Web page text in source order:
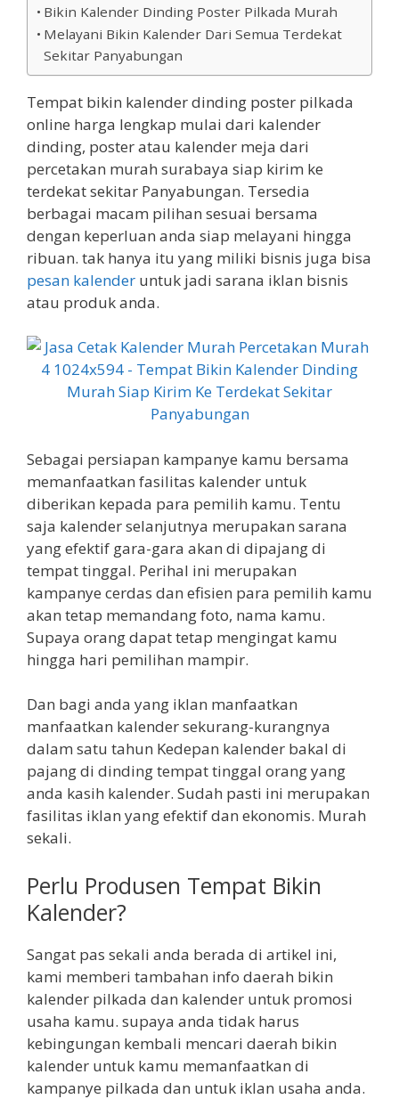
Bikin Kalender Dinding Poster Pilkada Murah
Melayani Bikin Kalender Dari Semua Terdekat
Sekitar Panyabungan
Tempat bikin kalender dinding poster pilkada
online harga lengkap mulai dari kalender
dinding, poster atau kalender meja dari
percetakan murah surabaya siap kirim ke
terdekat sekitar Panyabungan. Tersedia
berbagai macam pilihan sesuai bersama
dengan keperluan anda siap melayani hingga
ribuan. tak hanya itu yang miliki bisnis juga bisa
pesan kalender untuk jadi sarana iklan bisnis
atau produk anda.
Sebagai persiapan kampanye kamu bersama
memanfaatkan fasilitas kalender untuk
diberikan kepada para pemilih kamu. Tentu
saja kalender selanjutnya merupakan sarana
yang efektif gara-gara akan di dipajang di
tempat tinggal. Perihal ini merupakan
kampanye cerdas dan efisien para pemilih kamu
akan tetap memandang foto, nama kamu.
Supaya orang dapat tetap mengingat kamu
hingga hari pemilihan mampir.
Dan bagi anda yang iklan manfaatkan
manfaatkan kalender sekurang-kurangnya
dalam satu tahun Kedepan kalender bakal di
pajang di dinding tempat tinggal orang yang
anda kasih kalender. Sudah pasti ini merupakan
fasilitas iklan yang efektif dan ekonomis. Murah
sekali.
Perlu Produsen Tempat Bikin
Kalender?
Sangat pas sekali anda berada di artikel ini,
kami memberi tambahan info daerah bikin
kalender pilkada dan kalender untuk promosi
usaha kamu. supaya anda tidak harus
kebingungan kembali mencari daerah bikin
kalender untuk kamu memanfaatkan di
kampanye pilkada dan untuk iklan usaha anda.